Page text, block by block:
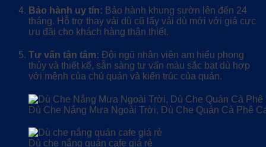
Bảo hành uy tín: Bảo hành khung sườn lên đến 24
tháng. Hỗ trợ thay vải dù cũ lấy vải dù mới với giá cực
ưu đãi cho khách hàng thân thiết.
Tư vấn tận tâm: Đội ngũ nhân viên am hiểu phong
thủy và thiết kế, sẵn sàng tư vấn màu sắc bạt dù hợp
với mệnh của chủ quán và kiến trúc của quán.
Dù Che Nắng Mưa Ngoài Trời, Dù Che Quán Cà Phê
Dù che nắng quán cafe giá rẻ